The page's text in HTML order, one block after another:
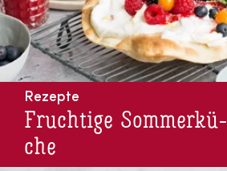
Rezepte
Fruchtige Som­mer­kü­
che